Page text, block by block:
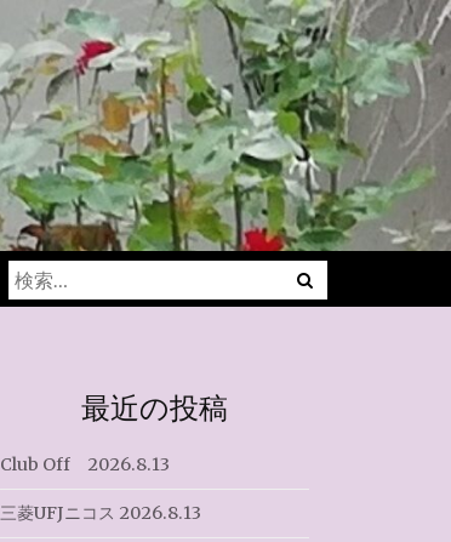
検
索:
最近の投稿
Club Off 2026.8.13
三菱UFJニコス 2026.8.13